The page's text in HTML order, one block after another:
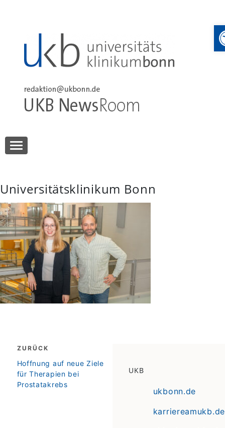
UKB NewsRoom
Universitätsklinikum Bonn
Beitragsnavigation
ZURÜCK
zurück
Hoffnung auf neue Ziele
für Therapien bei
Prostatakrebs
UKB
ukbonn.de
karriereamukb.de